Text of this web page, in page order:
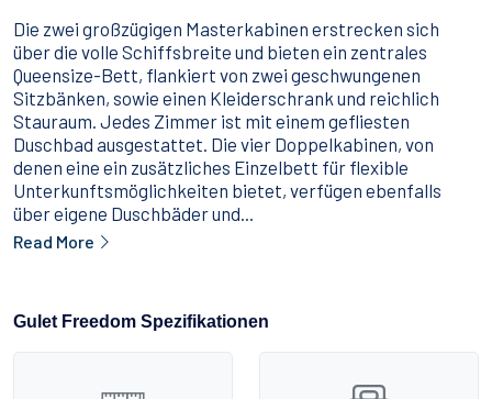
Die zwei großzügigen Masterkabinen erstrecken sich
über die volle Schiffsbreite und bieten ein zentrales
Queensize-Bett, flankiert von zwei geschwungenen
Sitzbänken, sowie einen Kleiderschrank und reichlich
Stauraum. Jedes Zimmer ist mit einem gefliesten
Duschbad ausgestattet. Die vier Doppelkabinen, von
denen eine ein zusätzliches Einzelbett für flexible
Unterkunftsmöglichkeiten bietet, verfügen ebenfalls
über eigene Duschbäder und...
Read More
Gulet Freedom Spezifikationen